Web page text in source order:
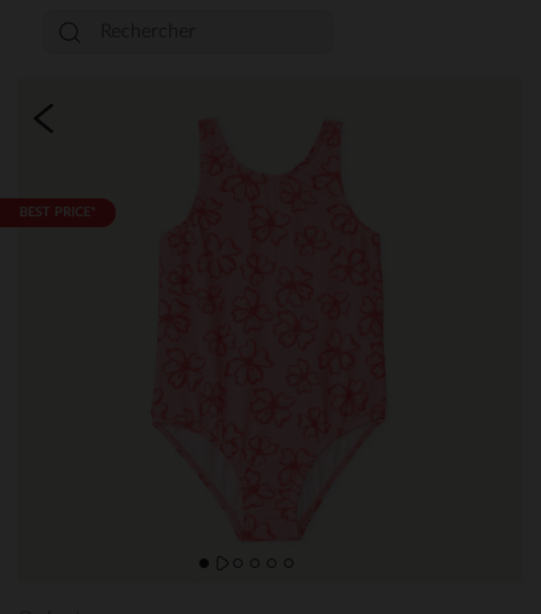
BEST PRICE*